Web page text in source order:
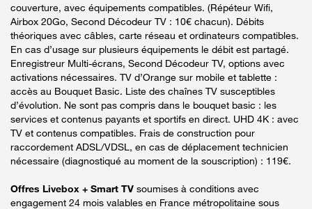
couverture, avec équipements compatibles. (Répéteur Wifi,
Airbox 20Go, Second Décodeur TV : 10€ chacun). Débits
théoriques avec câbles, carte réseau et ordinateurs compatibles.
En cas d’usage sur plusieurs équipements le débit est partagé.
Enregistreur Multi-écrans, Second Décodeur TV, options avec
activations nécessaires. TV d’Orange sur mobile et tablette :
accès au Bouquet Basic. Liste des chaînes TV susceptibles
d’évolution. Ne sont pas compris dans le bouquet basic : les
services et contenus payants et sportifs en direct. UHD 4K : avec
TV et contenus compatibles. Frais de construction pour
raccordement ADSL/VDSL, en cas de déplacement technicien
nécessaire (diagnostiqué au moment de la souscription) : 119€.
Offres Livebox + Smart TV soumises à conditions avec
engagement 24 mois valables en France métropolitaine sous